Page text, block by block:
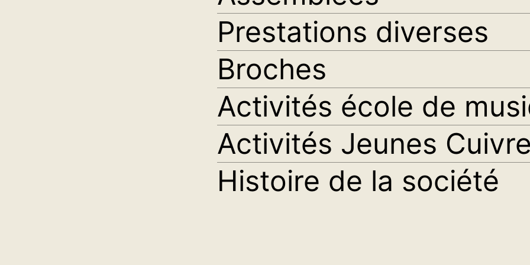
Prestations diverses
Broches
Activités école de
Activités Jeunes
Histoire de la société